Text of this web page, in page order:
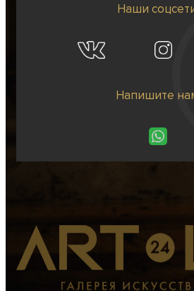
Наши
Напишите